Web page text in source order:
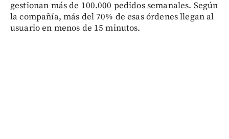
gestionan más de 100.000 pedidos semanales. Según
la compañía, más del 70% de esas órdenes llegan al
usuario en menos de 15 minutos.